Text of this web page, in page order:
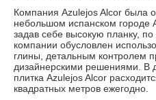
Компания Azulejos Alcor была
небольшом испанском
задав себе высокую планку,
компании обусловлен
глины, детальным контролем
дизайнерскими решениями. В
плитка Azulejos Alcor
квадратных метров ежегодно.